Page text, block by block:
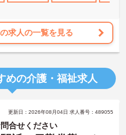
求人の一覧を見る
めの介護・福祉求人
更新日：2026年08月04日 求人番号：489055
合せください